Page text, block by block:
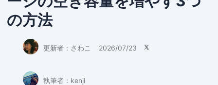
の方法
更新者： さわこ 2026/07/23 
執筆者： kenji